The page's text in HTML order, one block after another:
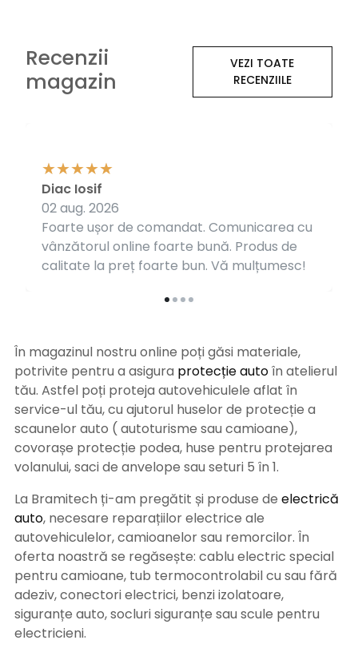
Recenzii
magazin
VEZI TOATE
RECENZIILE
Foarte ușor de comandat. Comunicarea cu
vânzătorul online foarte bună. Produs de
calitate la preț foarte bun. Vă mulțumesc!
Diac Iosif
02 aug. 2026
În magazinul nostru online poți găsi materiale,
potrivite pentru a asigura protecție autoîn atelierul
tău. Astfel poți proteja autovehiculele aflat în
service-ul tău, cu ajutorul huselor de protecție a
scaunelor auto ( autoturisme sau camioane),
covorașe protecție podea, huse pentru protejarea
volanului, saci de anvelope sau seturi 5 în 1.
La Bramitech ți-am pregătit și produse de electrică
auto, necesare reparațiilor electrice ale
autovehiculelor, camioanelor sau remorcilor. În
oferta noastră se regăsește: cablu electric special
pentru camioane, tub termocontrolabil cu sau fără
adeziv, conectori electrici, benzi izolatoare,
siguranțe auto, socluri siguranțe sau scule pentru
electricieni.